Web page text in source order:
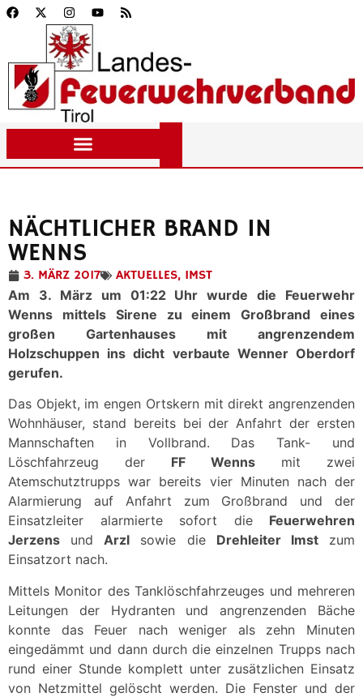
NÄCHTLICHER BRAND IN
WENNS
3. MÄRZ 2017 AKTUELLES, IMST
Am 3. März um 01:22 Uhr wurde die Feuerwehr
Wenns mittels Sirene zu einem Großbrand eines
großen Gartenhauses mit angrenzendem
Holzschuppen ins dicht verbaute Wenner Oberdorf
gerufen.
Das Objekt, im engen Ortskern mit direkt angrenzenden
Wohnhäuser, stand bereits bei der Anfahrt der ersten
Mannschaften in Vollbrand. Das Tank- und
Löschfahrzeug der FF Wenns mit zwei
Atemschutztrupps war bereits vier Minuten nach der
Alarmierung auf Anfahrt zum Großbrand und der
Einsatzleiter alarmierte sofort die Feuerwehren
Jerzens undArzl sowie die Drehleiter Imstzum
Einsatzort nach.
Mittels Monitor des Tanklöschfahrzeuges und mehreren
Leitungen der Hydranten und angrenzenden Bäche
konnte das Feuer nach weniger als zehn Minuten
eingedämmt und dann durch die einzelnen Trupps nach
rund einer Stunde komplett unter zusätzlichen Einsatz
von Netzmittel gelöscht werden. Die Fenster und der